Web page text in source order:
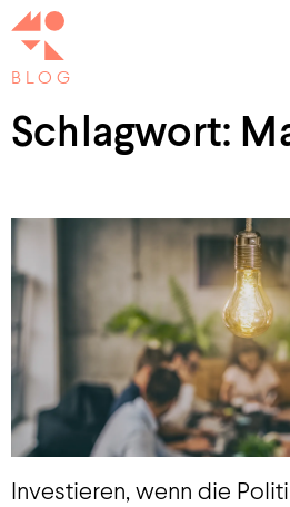
BLOG
Schlagwort:
Investieren, wenn die